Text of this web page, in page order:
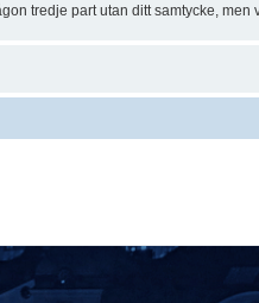
tredje part utan ditt samtycke,